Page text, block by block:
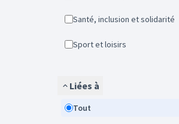
Santé, inclusion et solidarité
Sport et loisirs
Liées à
Tout